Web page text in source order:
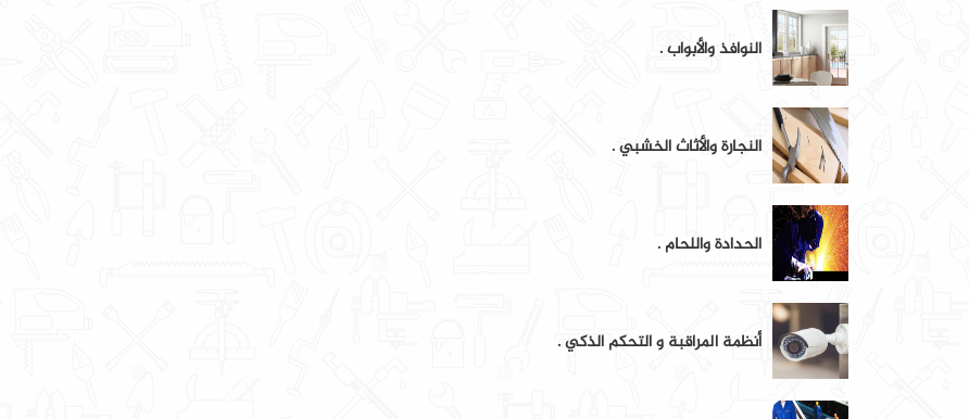
النوافذ والأبواب .
النجارة والأثاث الخشبي .
الحدادة واللحام .
أنظمة المراقبة و التحكم الذكي .